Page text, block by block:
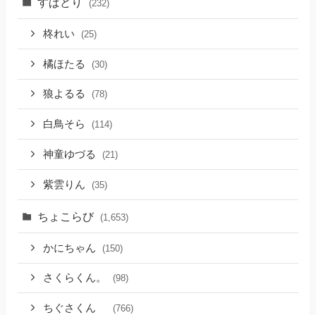
(232)
柊れい (25)
橘ほたる (30)
狼よるる (78)
白鳥そら (114)
神童ゆづる (21)
紫雲りん (35)
ちょこらび (1,653)
かにちゃん (150)
さくらくん。 (98)
ちぐさくん (766)